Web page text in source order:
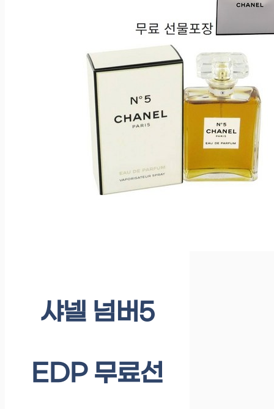
샤넬 넘버5
EDP 무료선